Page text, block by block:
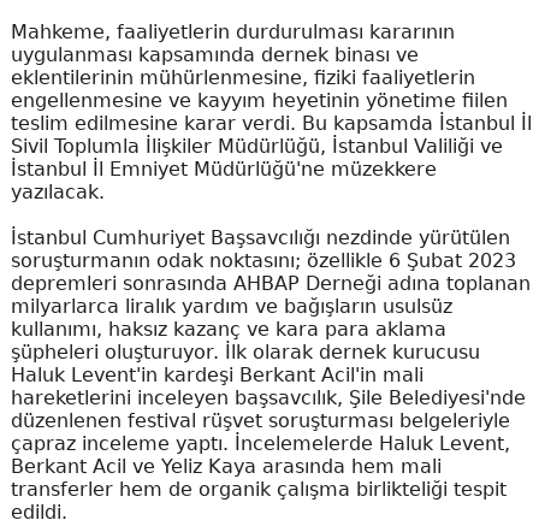
Mahkeme, faaliyetlerin durdurulması kararının
uygulanması kapsamında dernek binası ve
eklentilerinin mühürlenmesine, fiziki faaliyetlerin
engellenmesine ve kayyım heyetinin yönetime fiilen
teslim edilmesine karar verdi. Bu kapsamda İstanbul İl
Sivil Toplumla İlişkiler Müdürlüğü, İstanbul Valiliği ve
İstanbul İl Emniyet Müdürlüğü'ne müzekkere
yazılacak.
İstanbul Cumhuriyet Başsavcılığı nezdinde yürütülen
soruşturmanın odak noktasını; özellikle 6 Şubat 2023
depremleri sonrasında AHBAP Derneği adına toplanan
milyarlarca liralık yardım ve bağışların usulsüz
kullanımı, haksız kazanç ve kara para aklama
şüpheleri oluşturuyor. İlk olarak dernek kurucusu
Haluk Levent'in kardeşi Berkant Acil'in mali
hareketlerini inceleyen başsavcılık, Şile Belediyesi'nde
düzenlenen festival rüşvet soruşturması belgeleriyle
çapraz inceleme yaptı. İncelemelerde Haluk Levent,
Berkant Acil ve Yeliz Kaya arasında hem mali
transferler hem de organik çalışma birlikteliği tespit
edildi.